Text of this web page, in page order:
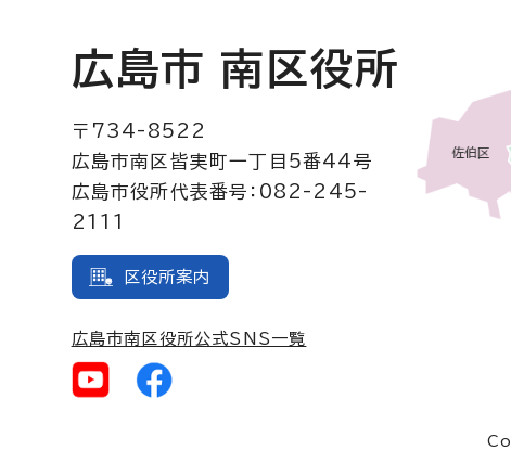
広島市 南区役所
〒734-8522
広島市南区皆実町一丁目5番44号
広島市役所代表番号：082-245-
2111
区役所案内
広島市南区役所公式SNS一覧